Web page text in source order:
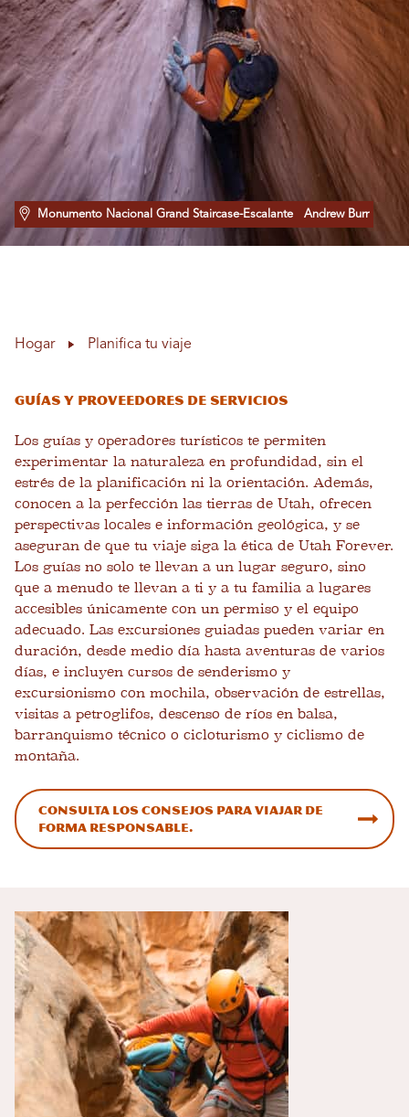
Monumento Nacional Grand Staircase-Escalante Andrew Burr
Hogar Planifica tu viaje
Guías y proveedores de servicios
Los guías y operadores turísticos te permiten
experimentar la naturaleza en profundidad, sin el
estrés de la planificación ni la orientación. Además,
conocen a la perfección las tierras de Utah, ofrecen
perspectivas locales e información geológica, y se
aseguran de que tu viaje siga la ética de Utah Forever.
Los guías no solo te llevan a un lugar seguro, sino
que a menudo te llevan a ti y a tu familia a lugares
accesibles únicamente con un permiso y el equipo
adecuado. Las excursiones guiadas pueden variar en
duración, desde medio día hasta aventuras de varios
días, e incluyen cursos de senderismo y
excursionismo con mochila, observación de estrellas,
visitas a petroglifos, descenso de ríos en balsa,
barranquismo técnico o cicloturismo y ciclismo de
montaña.
Consulta los consejos para viajar de
forma responsable.